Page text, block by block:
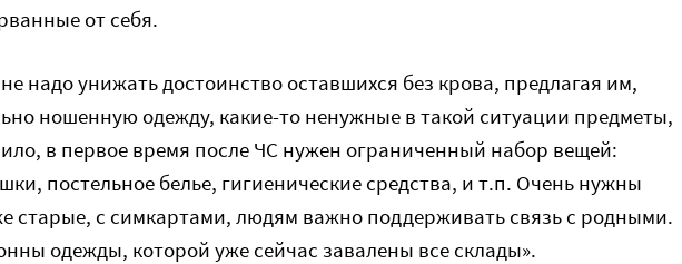
от себя.
надо унижать достоинство оставшихся без крова, предлагая им,
ношенную одежду, какие-то ненужные в такой ситуации предметы,
в первое время после ЧС нужен ограниченный набор вещей:
постельное белье, гигиенические средства, и т.п. Очень нужны
старые, с симкартами, людям важно поддерживать связь с родными.
одежды, которой уже сейчас завалены все склады».